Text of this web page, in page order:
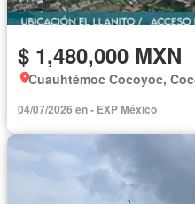
$ 1,480,000 MXN
Cuauhtémoc Cocoyoc,
04/07/2026 en - EXP México